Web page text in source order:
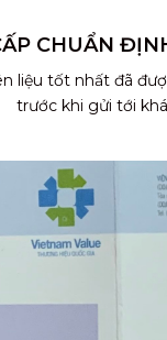
CHUẨN
liệu tốt nhất đã
trước khi gửi tới